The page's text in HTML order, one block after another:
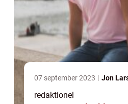
07 september 2023 Jon
redaktionel